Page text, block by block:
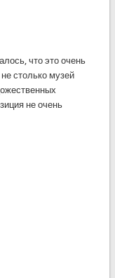
что это очень
столько музей
не очень